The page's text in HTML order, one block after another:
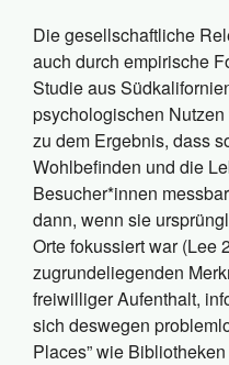
Die gesellschaftliche
auch durch empirische
Studie aus
psychologischen Nutzen
zu dem Ergebnis, dass
Wohlbefinden und die
Besucher*innen
dann, wenn sie
Orte fokussiert war (Lee
zugrundeliegenden
freiwilliger Aufenthalt,
sich deswegen
Places” wie